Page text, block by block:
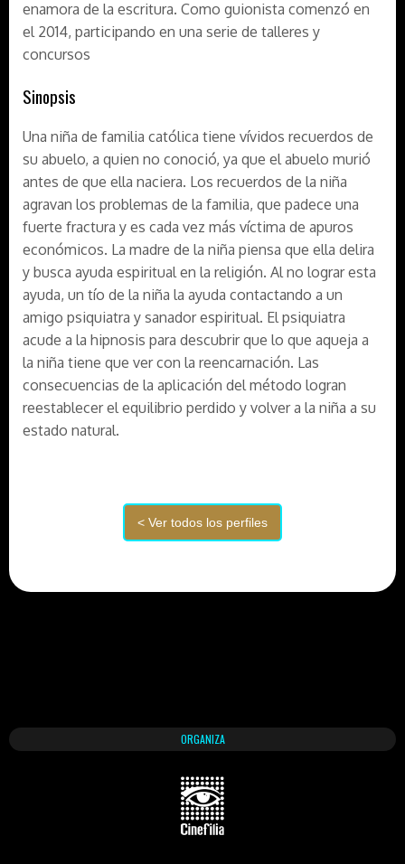
enamora de la escritura. Como guionista comenzó en
el 2014, participando en una serie de talleres y
concursos
Sinopsis
Una niña de familia católica tiene vívidos recuerdos de
su abuelo, a quien no conoció, ya que el abuelo murió
antes de que ella naciera. Los recuerdos de la niña
agravan los problemas de la familia, que padece una
fuerte fractura y es cada vez más víctima de apuros
económicos. La madre de la niña piensa que ella delira
y busca ayuda espiritual en la religión. Al no lograr esta
ayuda, un tío de la niña la ayuda contactando a un
amigo psiquiatra y sanador espiritual. El psiquiatra
acude a la hipnosis para descubrir que lo que aqueja a
la niña tiene que ver con la reencarnación. Las
consecuencias de la aplicación del método logran
reestablecer el equilibrio perdido y volver a la niña a su
estado natural.
ORGANIZA